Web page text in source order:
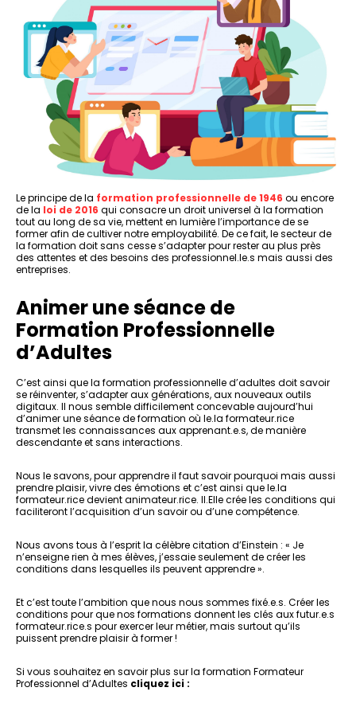
Le principe de la formation professionnelle de 1946 ou encore
de la loi de 2016 qui consacre un droit universel à la formation
tout au long de sa vie, mettent en lumière l’importance de se
former afin de cultiver notre employabilité. De ce fait, le secteur de
la formation doit sans cesse s’adapter pour rester au plus près
des attentes et des besoins des professionnel.le.s mais aussi des
entreprises.
Animer une séance de
Formation Professionnelle
d’Adultes
C’est ainsi que la formation professionnelle d’adultes doit savoir
se réinventer, s’adapter aux générations, aux nouveaux outils
digitaux. Il nous semble difficilement concevable aujourd’hui
d’animer une séance de formation où le.la formateur.rice
transmet les connaissances aux apprenant.e.s, de manière
descendante et sans interactions.
Nous le savons, pour apprendre il faut savoir pourquoi mais aussi
prendre plaisir, vivre des émotions et c’est ainsi que le.la
formateur.rice devient animateur.rice. Il.Elle crée les conditions qui
faciliteront l’acquisition d’un savoir ou d’une compétence.
Nous avons tous à l’esprit la célèbre citation d’Einstein : « Je
n’enseigne rien à mes élèves, j’essaie seulement de créer les
conditions dans lesquelles ils peuvent apprendre ».
Et c’est toute l’ambition que nous nous sommes fixé.e.s. Créer les
conditions pour que nos formations donnent les clés aux futur.e.s
formateur.rice.s pour exercer leur métier, mais surtout qu’ils
puissent prendre plaisir à former !
Si vous souhaitez en savoir plus sur la formation Formateur
Professionnel d’Adultes cliquez ici :